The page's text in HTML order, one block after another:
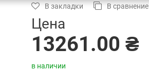
В закладки В сравнение
Цена
13261.00 ₴
в наличии